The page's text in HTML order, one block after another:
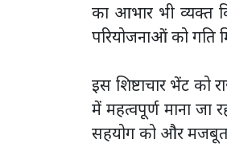
का आभार भी व्यक्त
परियोजनाओं को गति
इस शिष्टाचार भेंट को
में महत्वपूर्ण माना जा
सहयोग को और मजबूत